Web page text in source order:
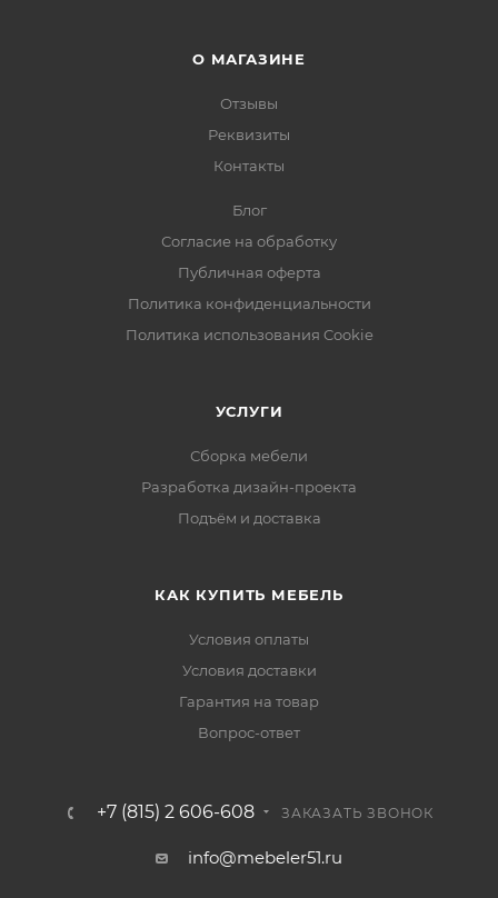
О МАГАЗИНЕ
Отзывы
Реквизиты
Контакты
Блог
Согласие на обработку
Публичная оферта
Политика конфиденциальности
Политика использования Cookie
УСЛУГИ
Сборка мебели
Разработка дизайн-проекта
Подъём и доставка
КАК КУПИТЬ МЕБЕЛЬ
Условия оплаты
Условия доставки
Гарантия на товар
Вопрос-ответ
+7 (815) 2 606-608 ЗАКАЗАТЬ ЗВОНОК
info@mebeler51.ru